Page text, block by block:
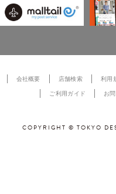
会社概要 店舗検索 利用
ご利用ガイド お
COPYRIGHT © TOKYO